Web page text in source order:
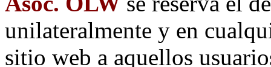
unilateralmente y en
sitio web a aquellos